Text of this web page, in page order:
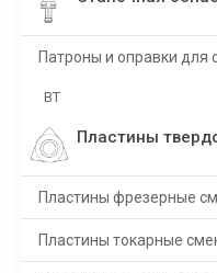
Патроны и оправки для
BT
Пластины
Пластины фрезерные
Пластины токарные